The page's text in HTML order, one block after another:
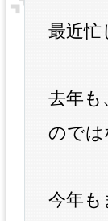
最近忙
去年も
のでは
今年も